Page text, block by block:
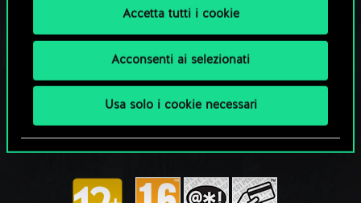
Accetta tutti i cookie
Acconsenti ai selezionati
Usa solo i cookie necessari